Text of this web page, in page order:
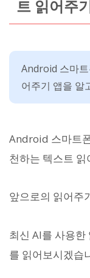
트 읽어주
Android 스마
어주기 앱을 알
Android 스마트
천하는 텍스트
앞으로의 읽어주
최신 AI를 사용
를 읽어보시겠습